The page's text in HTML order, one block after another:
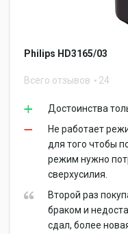
Philips HD3165/03
Всего отзывов 24
Достоинства
Не работает
для того чтобы
режим нужно
сверхусилия.
Второй раз
браком и
сдал, более